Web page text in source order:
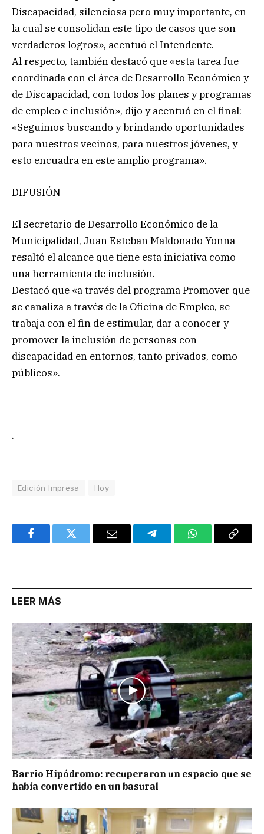
Discapacidad, silenciosa pero muy importante, en
la cual se consolidan este tipo de casos que son
verdaderos logros», acentuó el Intendente.
Al respecto, también destacó que «esta tarea fue
coordinada con el área de Desarrollo Económico y
de Discapacidad, con todos los planes y programas
de empleo e inclusión», dijo y acentuó en el final:
«Seguimos buscando y brindando oportunidades
para nuestros vecinos, para nuestros jóvenes, y
esto encuadra en este amplio programa».
DIFUSIÓN
El secretario de Desarrollo Económico de la
Municipalidad, Juan Esteban Maldonado Yonna
resaltó el alcance que tiene esta iniciativa como
una herramienta de inclusión.
Destacó que «a través del programa Promover que
se canaliza a través de la Oficina de Empleo, se
trabaja con el fin de estimular, dar a conocer y
promover la inclusión de personas con
discapacidad en entornos, tanto privados, como
públicos».
.
Edición Impresa Hoy
FacebookTwitter Email TelegramWhatsAppCopy
LEER MÁS
Barrio Hipódromo: recuperaron un espacio que se
había convertido en un basural